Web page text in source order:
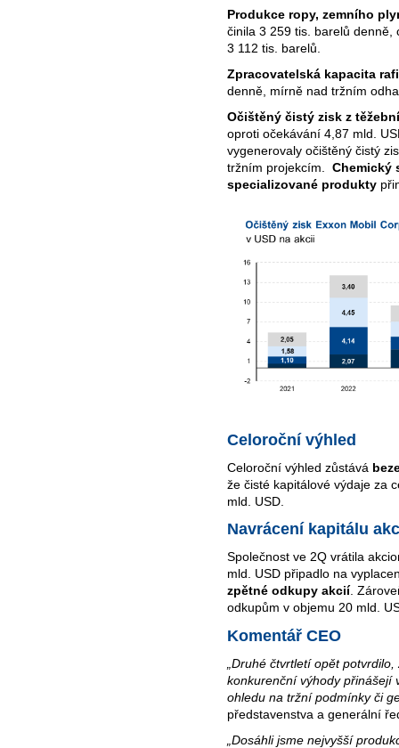
Produkce ropy, zemního
činila 3 259 tis. barelů
3 112 tis. barelů.
Zpracovatelská kapacita
denně, mírně nad tržním
Očištěný čistý zisk z
oproti očekávání 4,87 mld.
vygenerovaly očištěný čistý
tržním projekcím. Chemický
specializované produkty
Celoroční výhled
Celoroční výhled zůstává
že čisté kapitálové výdaje za
mld. USD.
Navrácení kapitálu
Společnost ve 2Q vrátila
mld. USD připadlo na
zpětné odkupy akcií.
odkupům v objemu 20 mld.
Komentář CEO
„Druhé čtvrtletí opět
konkurenční výhody přinášejí
ohledu na tržní podmínky či
představenstva a generální
„Dosáhli jsme nejvyšší